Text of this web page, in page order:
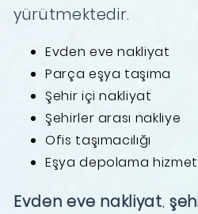
yürütmektedir.
Evden eve nakliyat
Parça eşya taşıma
Şehir içi nakliyat
Şehirler arası nakliye
Ofis taşımacılığı
Eşya depolama
Evden eve nakliyat,